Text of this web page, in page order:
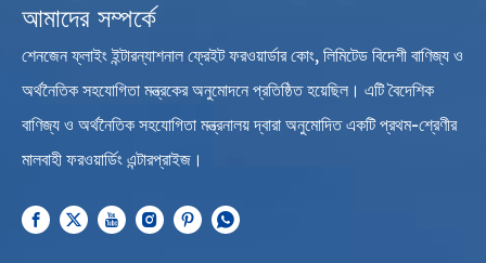
আমাদের সম্পর্কে
শেনজেন ফ্লাইং ইন্টারন্যাশনাল ফ্রেইট ফরওয়ার্ডার কোং, লিমিটেড বিদেশী বাণিজ্য ও
অর্থনৈতিক সহযোগিতা মন্ত্রকের অনুমোদনে প্রতিষ্ঠিত হয়েছিল। এটি বৈদেশিক
বাণিজ্য ও অর্থনৈতিক সহযোগিতা মন্ত্রনালয় দ্বারা অনুমোদিত একটি প্রথম-শ্রেণীর
মালবাহী ফরওয়ার্ডিং এন্টারপ্রাইজ।